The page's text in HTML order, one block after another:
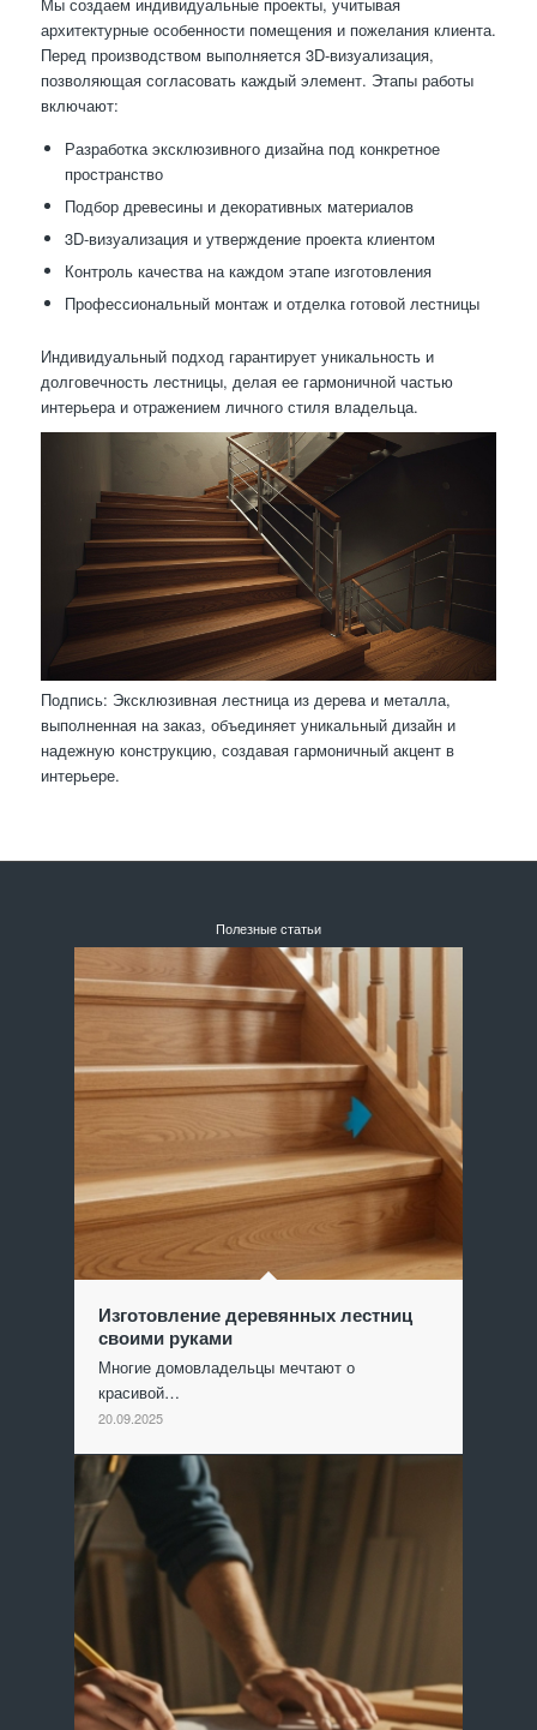
Мы создаем индивидуальные проекты, учитывая
архитектурные особенности помещения и пожелания клиента.
Перед производством выполняется 3D-визуализация,
позволяющая согласовать каждый элемент. Этапы работы
включают:
Разработка эксклюзивного дизайна под конкретное
пространство
Подбор древесины и декоративных материалов
3D-визуализация и утверждение проекта клиентом
Контроль качества на каждом этапе изготовления
Профессиональный монтаж и отделка готовой лестницы
Индивидуальный подход гарантирует уникальность и
долговечность лестницы, делая ее гармоничной частью
интерьера и отражением личного стиля владельца.
Подпись: Эксклюзивная лестница из дерева и металла,
выполненная на заказ, объединяет уникальный дизайн и
надежную конструкцию, создавая гармоничный акцент в
интерьере.
Полезные статьи
Изготовление деревянных лестниц
своими руками
Многие домовладельцы мечтают о
красивой…
20.09.2025